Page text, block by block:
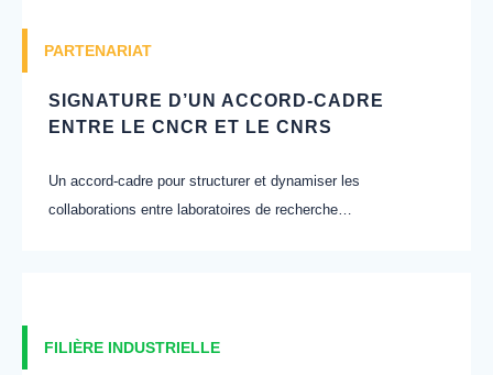
PARTENARIAT
SIGNATURE D’UN ACCORD-CADRE
ENTRE LE CNCR ET LE CNRS
Un accord-cadre pour structurer et dynamiser les
collaborations entre laboratoires de recherche…
FILIÈRE INDUSTRIELLE